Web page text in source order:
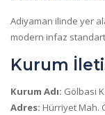
Adiyaman ilinde yer
modern infaz
Kurum
Kurum Adı: Gölbasi
Adres: Hürriyet Mah.